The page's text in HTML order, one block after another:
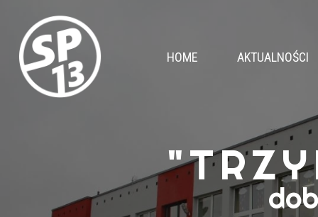
HOME AKTUALNOŚCI